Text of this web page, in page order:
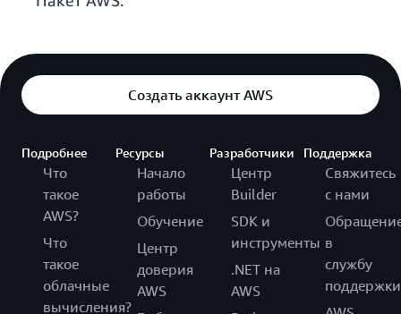
Создать аккаунт AWS
Подробнее
Что
такое
AWS?
Что
такое
облачные
вычисления?
Ресурсы
Начало
работы
Обучение
Центр
доверия
AWS
Разработчики
Центр
Builder
SDK и
инструменты
.NET на
AWS
Поддержка
Свяжитесь
с нами
в
службу
поддержки